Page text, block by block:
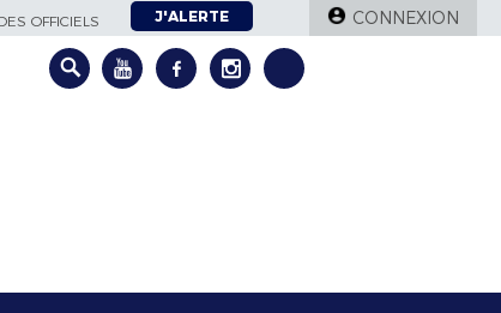
OFFICIELS J'ALERTE CONNEXION